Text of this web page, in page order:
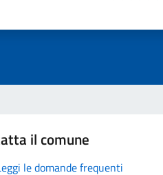
il comune
le domande frequenti